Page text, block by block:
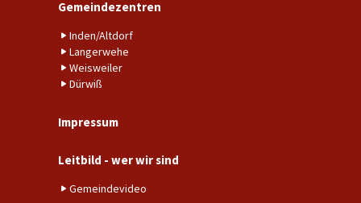
Gemeindezentren
Inden/Altdorf
Langerwehe
Weisweiler
Dürwiß
Impressum
Leitbild - wer wir sind
Gemeindevideo